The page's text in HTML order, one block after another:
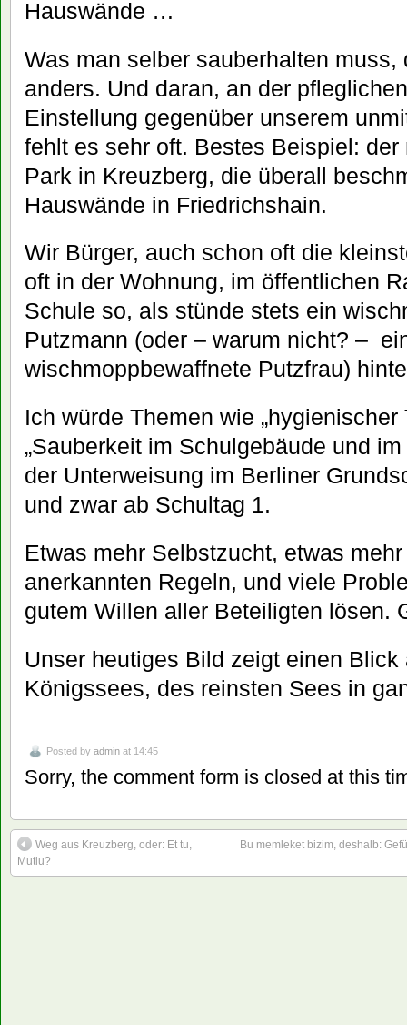
Hauswände …
Was man selber sauberhalten muss,
anders. Und daran, an der
Einstellung gegenüber unserem
fehlt es sehr oft. Bestes Beispiel:
Park in Kreuzberg, die überall
Hauswände in Friedrichshain.
Wir Bürger, auch schon oft die
oft in der Wohnung, im öffentlichen
Schule so, als stünde stets ein
Putzmann (oder – warum nicht? –
wischmoppbewaffnete Putzfrau)
Ich würde Themen wie „hygienischer
„Sauberkeit im Schulgebäude und
der Unterweisung im Berliner
und zwar ab Schultag 1.
Etwas mehr Selbstzucht, etwas
anerkannten Regeln, und viele
gutem Willen aller Beteiligten lösen.
Unser heutiges Bild zeigt einen
Königssees, des reinsten Sees in
Posted by admin at 14:45
Sorry, the comment form is closed at this
Weg aus Kreuzberg, oder: Et tu,
Mutlu?
Bu memleket bizim, deshalb: